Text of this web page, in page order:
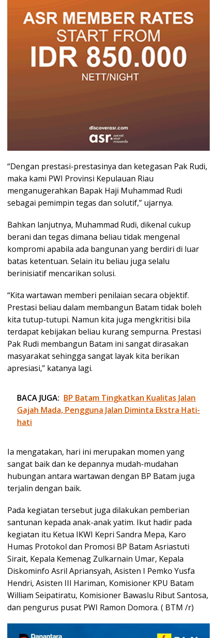
“Dengan prestasi-prestasinya dan ketegasan Pak Rudi,
maka kami PWI Provinsi Kepulauan Riau
menganugerahkan Bapak Haji Muhammad Rudi
sebagai pemimpin tegas dan solutif,” ujarnya.
Bahkan lanjutnya, Muhammad Rudi, dikenal cukup
berani dan tegas dimana beliau tidak mengenal
kompromi apabila ada bangunan yang berdiri di luar
batas ketentuan. Selain itu beliau juga selalu
berinisiatif mencarikan solusi.
“Kita wartawan memberi penilaian secara objektif.
Prestasi beliau dalam membangun Batam tidak boleh
kita tutup-tutupi. Namun kita juga mengkritisi bila
terdapat kebijakan beliau kurang sempurna. Prestasi
Pak Rudi membangun Batam ini sangat dirasakan
masyarakat sehingga sangat layak kita berikan
apresiasi,” katanya lagi.
BACA JUGA: BP Batam Tingkatkan Kualitas Jalan
Gajah Mada, Pengguna Jalan Diminta Ekstra Hati-
hati
Ia mengatakan, hari ini merupakan momen yang
sangat baik dan ke depannya mudah-mudahan
hubungan antara wartawan dengan BP Batam juga
terjalin dengan baik.
Pada kegiatan tersebut juga dilakukan pemberian
santunan kepada anak-anak yatim. Ikut hadir pada
kegiatan itu Ketua IKWI Kepri Sandra Mepa, Karo
Humas Protokol dan Promosi BP Batam Asriastuti
Sirait, Kepala Kemenag Zulkarnain Umar, Kepala
Diskominfo Asril Apriansyah, Asisten I Pemko Yusfa
Hendri, Asisten III Hariman, Komisioner KPU Batam
William Seipatiratu, Komisioner Bawaslu Ribut Santosa,
dan pengurus pusat PWI Ramon Domora. ( BTM /r)